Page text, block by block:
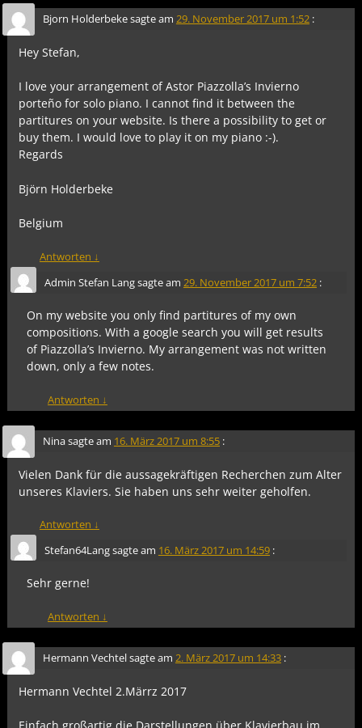
Bjorn Holderbekesagte am 29. November 2017 um 1:52 :
Hey Stefan,
I love your arrangement of Astor Piazzolla’s Invierno
porteño for solo piano. I cannot find it between the
partitures on your website. Is there a possibility to get or
buy them. I would love to play it on my piano :-).
Regards
Björn Holderbeke
Belgium
Antworten ↓
Admin Stefan Langsagte am 29. November 2017 um 7:52 :
On my website you only find partitures of my own
compositions. With a google search you will get results
of Piazzolla’s Invierno. My arrangement was not written
down, only a few notes.
Antworten ↓
Ninasagte am 16. März 2017 um 8:55 :
Vielen Dank für die aussagekräftigen Recherchen zum Alter
unseres Klaviers. Sie haben uns sehr weiter geholfen.
Antworten ↓
Stefan64Langsagte am 16. März 2017 um 14:59 :
Sehr gerne!
Antworten ↓
Hermann Vechtelsagte am 2. März 2017 um 14:33 :
Hermann Vechtel 2.Märrz 2017